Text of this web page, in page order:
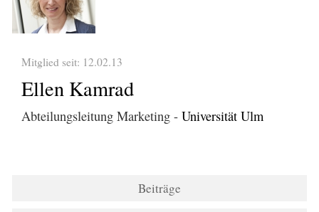
Mitglied seit: 12.02.13
Ellen Kamrad
Abteilungsleitung Marketing - Universität Ulm
Beiträge